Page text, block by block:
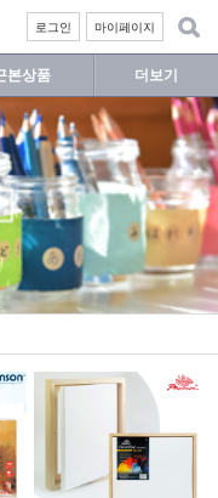
마이페이지
로그인
본상품 더보기